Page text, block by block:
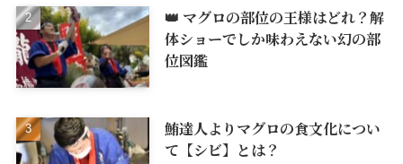
👑 マグロの部位の王様はどれ？解
体ショーでしか味わえない幻の部
位図鑑
鮪達人よりマグロの食文化につい
て【シビ】とは？